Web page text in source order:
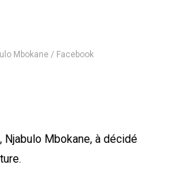
Mbokane / Facebook
Mbokane, à décidé